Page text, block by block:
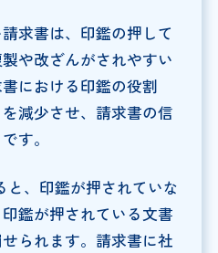
求書は、印鑑の押して
や改ざんがされやすい
における印鑑の役割
減少させ、請求書の信
す。
と、印鑑が押されていな
鑑が押されている文書
られます。請求書に社